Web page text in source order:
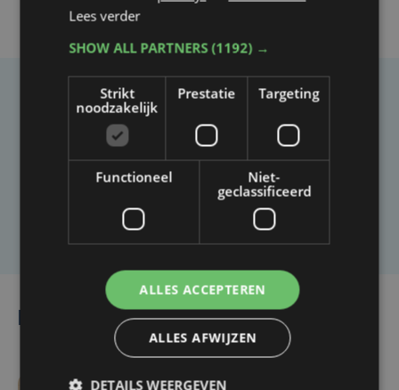
Taalfout opgemerkt?
Heb je een taal- of schrijffout opgemerkt in dit
artikel?
Laat het ons weten
Lees verder
SHOW ALL PARTNERS(1192) →
Strikt
noodzakelijk
Prestatie Targeting
Functioneel
Niet-
geclassificeerd
ALLES ACCEPTEREN
ALLES AFWIJZEN
DETAILS WEERGEVEN